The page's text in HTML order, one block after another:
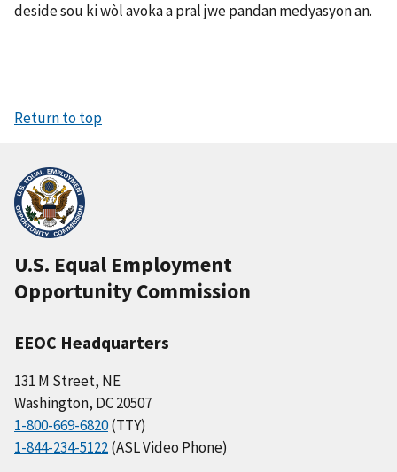
deside sou ki wòl avoka a pral jwe pandan medyasyon an.
Return to top
U.S. Equal Employment
Opportunity Commission
EEOC Headquarters
131 M Street, NE
Washington, DC 20507
1-800-669-6820(TTY)
1-844-234-5122(ASL Video Phone)